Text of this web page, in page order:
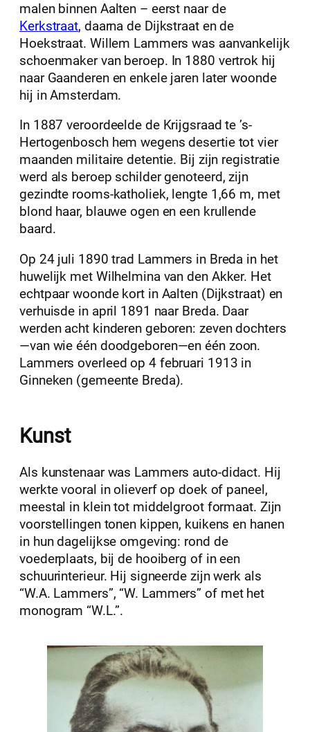
malen binnen Aalten – eerst naar de
Kerkstraat, daarna de Dijkstraat en de
Hoekstraat. Willem Lammers was aanvankelijk
schoenmaker van beroep. In 1880 vertrok hij
naar Gaanderen en enkele jaren later woonde
hij in Amsterdam.
In 1887 veroordeelde de Krijgsraad te ’s-
Hertogenbosch hem wegens desertie tot vier
maanden militaire detentie. Bij zijn registratie
werd als beroep schilder genoteerd, zijn
gezindte rooms-katholiek, lengte 1,66 m, met
blond haar, blauwe ogen en een krullende
baard.
Op 24 juli 1890 trad Lammers in Breda in het
huwelijk met Wilhelmina van den Akker. Het
echtpaar woonde kort in Aalten (Dijkstraat) en
verhuisde in april 1891 naar Breda. Daar
werden acht kinderen geboren: zeven dochters
—van wie één doodgeboren—en één zoon.
Lammers overleed op 4 februari 1913 in
Ginneken (gemeente Breda).
Kunst
Als kunstenaar was Lammers auto-didact. Hij
werkte vooral in olieverf op doek of paneel,
meestal in klein tot middelgroot formaat. Zijn
voorstellingen tonen kippen, kuikens en hanen
in hun dagelijkse omgeving: rond de
voederplaats, bij de hooiberg of in een
schuurinterieur. Hij signeerde zijn werk als
“W.A. Lammers”, “W. Lammers” of met het
monogram “W.L.”.